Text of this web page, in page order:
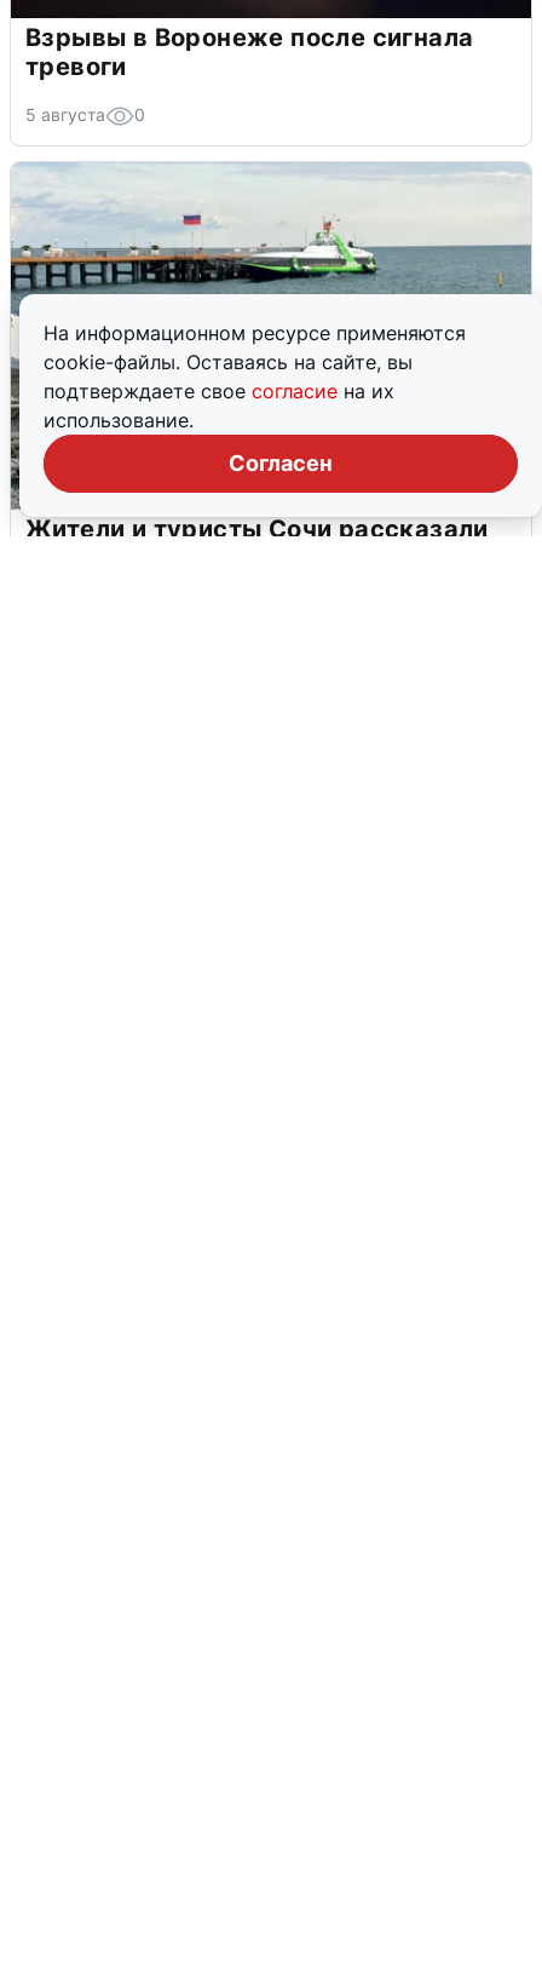
На информационном ресурсе применяются
cookie-файлы. Оставаясь на сайте, вы
подтверждаете свое согласие на их
использование.
Согласен
Взрывы в Воронеже после сигнала
тревоги
5 августа 0
Жители и туристы Сочи рассказали